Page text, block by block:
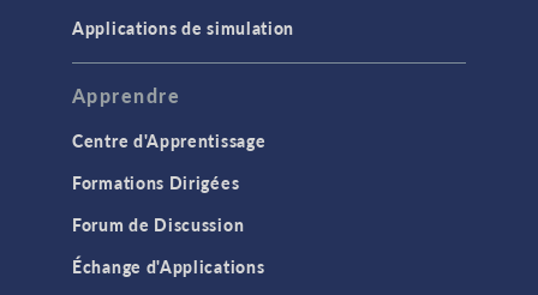
Applications de simulation
Apprendre
Centre d'Apprentissage
Formations Dirigées
Forum de Discussion
Échange d'Applications